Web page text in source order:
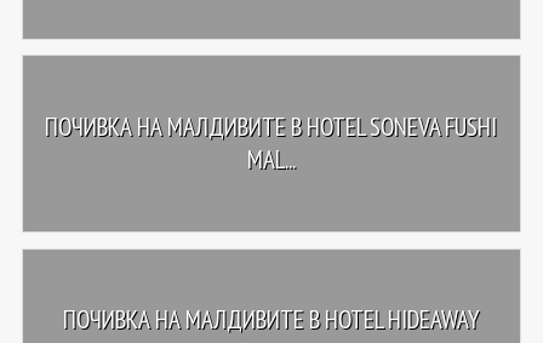
ПОЧИВКА НА МАЛДИВИТЕ В HOTEL SONEVA FUSHI
MAL...
ПОЧИВКА НА МАЛДИВИТЕ В HOTEL HIDEAWAY